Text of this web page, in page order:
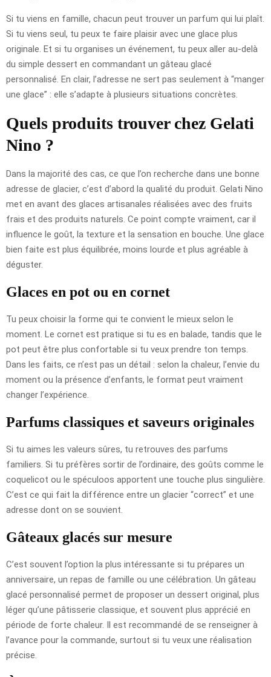
Si tu viens en famille, chacun peut trouver un parfum qui lui plaît.
Si tu viens seul, tu peux te faire plaisir avec une glace plus
originale. Et si tu organises un événement, tu peux aller au-delà
du simple dessert en commandant un gâteau glacé
personnalisé. En clair, l’adresse ne sert pas seulement à “manger
une glace” : elle s’adapte à plusieurs situations concrètes.
Quels produits trouver chez Gelati
Nino ?
Dans la majorité des cas, ce que l’on recherche dans une bonne
adresse de glacier, c’est d’abord la qualité du produit. Gelati Nino
met en avant des glaces artisanales réalisées avec des fruits
frais et des produits naturels. Ce point compte vraiment, car il
influence le goût, la texture et la sensation en bouche. Une glace
bien faite est plus équilibrée, moins lourde et plus agréable à
déguster.
Glaces en pot ou en cornet
Tu peux choisir la forme qui te convient le mieux selon le
moment. Le cornet est pratique si tu es en balade, tandis que le
pot peut être plus confortable si tu veux prendre ton temps.
Dans les faits, ce n’est pas un détail : selon la chaleur, l’envie du
moment ou la présence d’enfants, le format peut vraiment
changer l’expérience.
Parfums classiques et saveurs originales
Si tu aimes les valeurs sûres, tu retrouves des parfums
familiers. Si tu préfères sortir de l’ordinaire, des goûts comme le
coquelicot ou le spéculoos apportent une touche plus singulière.
C’est ce qui fait la différence entre un glacier “correct” et une
adresse dont on se souvient.
Gâteaux glacés sur mesure
C’est souvent l’option la plus intéressante si tu prépares un
anniversaire, un repas de famille ou une célébration. Un gâteau
glacé personnalisé permet de proposer un dessert original, plus
léger qu’une pâtisserie classique, et souvent plus apprécié en
période de forte chaleur. Il est recommandé de se renseigner à
l’avance pour la commande, surtout si tu veux une réalisation
précise.